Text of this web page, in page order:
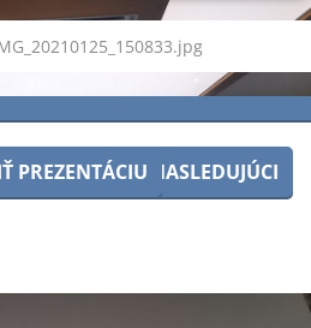
PREZENTÁCIU NASLEDUJÚCI